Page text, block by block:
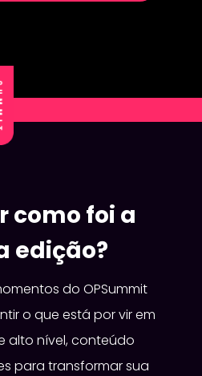
como foi a
edição?
do OPSummit
o que está por vir em
alto nível, conteúdo
para transformar sua